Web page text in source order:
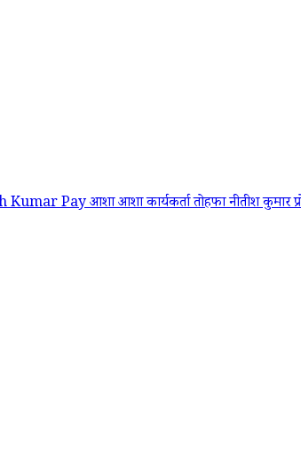
KumarPayआशाआशा कार्यकर्तातोहफानीतीश कुमार